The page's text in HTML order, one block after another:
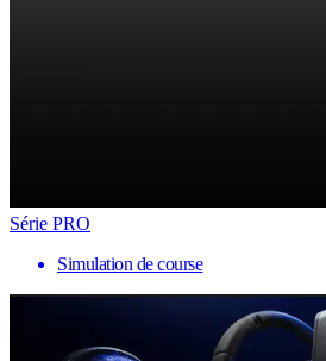
Série PRO
Simulation de course